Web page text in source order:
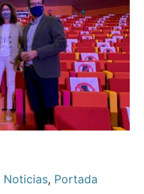
Noticias, Portada